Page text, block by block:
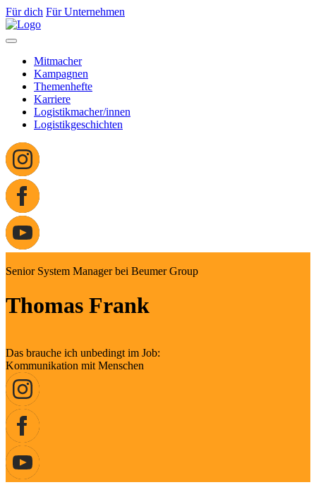
Für dich Für Unternehmen
Mitmacher
Kampagnen
Themenhefte
Karriere
Logistikmacher/innen
Logistikgeschichten
Senior System Manager bei Beumer Group
Thomas Frank
Das brauche ich unbedingt im Job:
Kommunikation mit Menschen